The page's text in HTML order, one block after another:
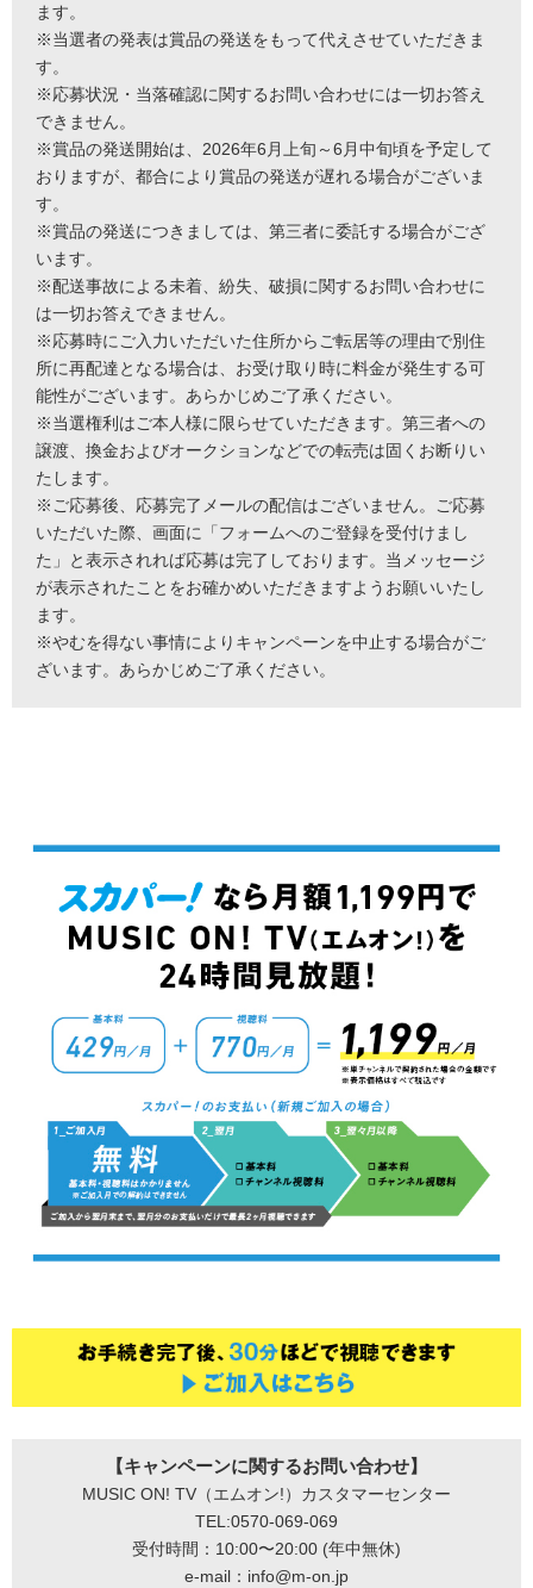
ます。
※当選者の発表は賞品の発送をもって代えさせていただきま
す。
※応募状況・当落確認に関するお問い合わせには一切お答え
できません。
※賞品の発送開始は、2026年6月上旬～6月中旬頃を予定して
おりますが、都合により賞品の発送が遅れる場合がございま
す。
※賞品の発送につきましては、第三者に委託する場合がござ
います。
※配送事故による未着、紛失、破損に関するお問い合わせに
は一切お答えできません。
※応募時にご入力いただいた住所からご転居等の理由で別住
所に再配達となる場合は、お受け取り時に料金が発生する可
能性がございます。あらかじめご了承ください。
※当選権利はご本人様に限らせていただきます。第三者への
譲渡、換金およびオークションなどでの転売は固くお断りい
たします。
※ご応募後、応募完了メールの配信はございません。ご応募
いただいた際、画面に「フォームへのご登録を受付けまし
た」と表示されれば応募は完了しております。当メッセージ
が表示されたことをお確かめいただきますようお願いいたし
ます。
※やむを得ない事情によりキャンペーンを中止する場合がご
ざいます。あらかじめご了承ください。
【キャンペーンに関するお問い合わせ】
MUSIC ON! TV（エムオン!）カスタマーセンター
TEL:0570-069-069
受付時間：10:00〜20:00 (年中無休)
e-mail：info@m-on.jp